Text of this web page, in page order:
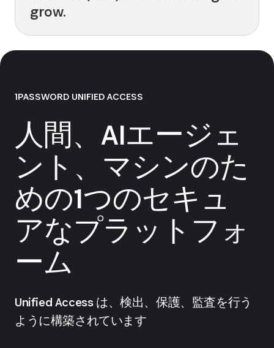
grow.
1PASSWORD UNIFIED ACCESS
人間、AIエージェ
ント、マシンのた
めの1つのセキュ
アなプラットフォ
ーム
Unified Access は、検出、保護、監査を行う
ように構築されています